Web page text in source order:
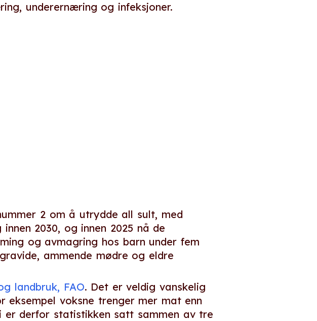
underernæring og infeksjoner.
2 om å utrydde all sult, med
2030, og innen 2025 nå de
og avmagring hos barn under fem
ammende mødre og eldre
landbruk, FAO. Det er veldig vanskelig
voksne trenger mer mat enn
er derfor statistikken satt sammen av tre